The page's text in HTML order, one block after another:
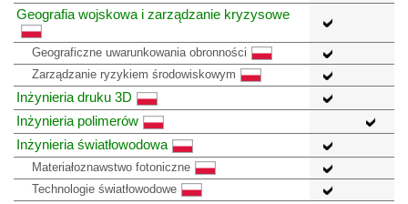
Geografia wojskowa i zarządzanie kryzysowe
Geograficzne uwarunkowania obronności
Zarządzanie ryzykiem środowiskowym
Inżynieria druku 3D
Inżynieria polimerów
Inżynieria światłowodowa
Materiałoznawstwo fotoniczne
Technologie światłowodowe